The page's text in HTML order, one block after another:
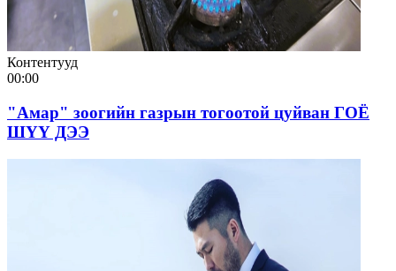
Контентууд
00:00
"Амар" зоогийн газрын тогоотой цуйван ГОЁ
ШҮҮ ДЭЭ